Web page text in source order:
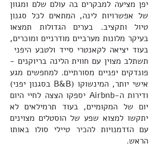
יפן מציעה למבקרים בה עולם שלם ומגוון
של אפשרויות לינה, המתאים לכל סגנון
טיול ותקציב. בערים הגדולות תמצאו
בעיקר מלונות מערביים מודרניים ומוכרים,
בעוד יציאה לקאנטרי סייד ולטבע היפני
תשתלב מצוין עם חווית הלינה בריוקנים -
פונדקים יפניים מסורתיים.למחפשים מגע
אישי יותר, המינשוקו (B&B בסגנון יפני)
ודירות ה-Airbnb יספקו הצצה לחיי היום
יום של המקומיים, בעוד תרמילאים לא
יתקשו למצוא שפע של הוסטלים מצוינים
עם הזדמנויות להכיר טיילי סולו באותו
הראש.